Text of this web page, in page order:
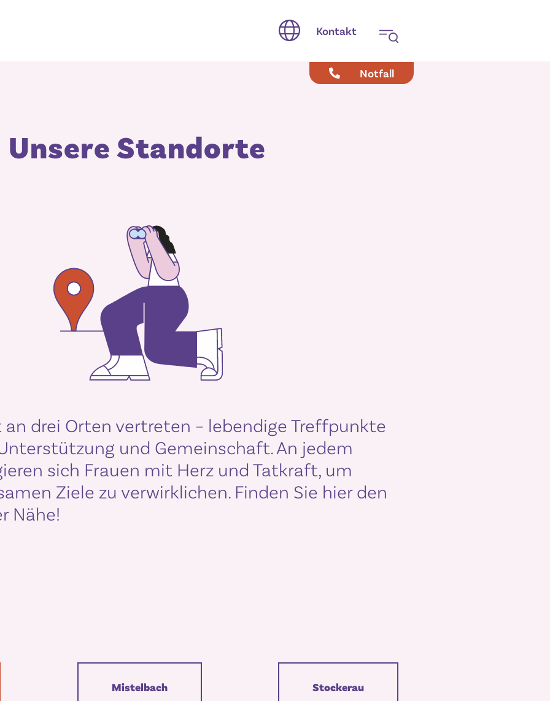
Kontakt
Notfall
Unsere Standorte
an drei Orten vertreten – lebendige Treffpunkte
und Gemeinschaft. An jedem
sich Frauen mit Herz und Tatkraft, um
Ziele zu verwirklichen. Finden Sie hier den
Nähe!
Mistelbach Stockerau